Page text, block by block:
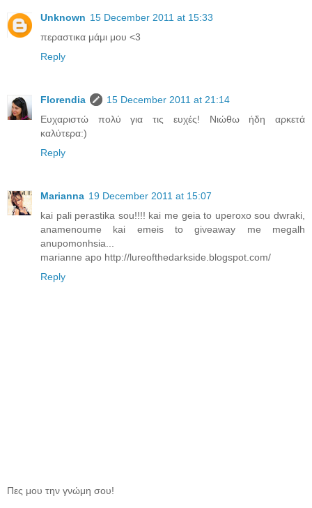
Unknown 15 December 2011 at 15:33
περαστικα μάμι μου <3
Reply
Florendia
15 December 2011 at 21:14
Ευχαριστώ πολύ για τις ευχές! Νιώθω ήδη αρκετά
καλύτερα:)
Reply
Marianna 19 December 2011 at 15:07
kai pali perastika sou!!!! kai me geia to uperoxo sou dwraki,
anamenoume kai emeis to giveaway me megalh
anupomonhsia...
marianne apo http://lureofthedarkside.blogspot.com/
Reply
Πες μου την γνώμη σου!